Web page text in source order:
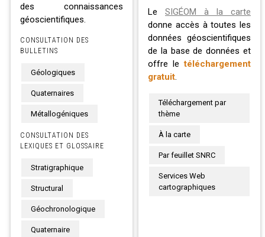
des connaissances
géoscientifiques.
CONSULTATION DES
BULLETINS
Géologiques
Quaternaires
Métallogéniques
CONSULTATION DES
LEXIQUES ET GLOSSAIRE
Stratigraphique
Structural
Géochronologique
Quaternaire
Le SIGÉOM à la carte
donne accès à toutes les
données géoscientifiques
de la base de données et
offre letéléchargement
gratuit.
Téléchargement par
thème
À la carte
Par feuillet SNRC
Services Web
cartographiques